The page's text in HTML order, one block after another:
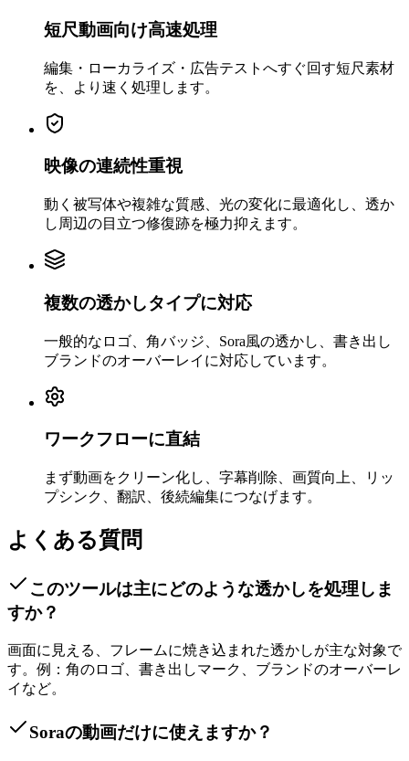
短尺動画向け高速処理
編集・ローカライズ・広告テストへすぐ回す短尺素材
を、より速く処理します。
映像の連続性重視
動く被写体や複雑な質感、光の変化に最適化し、透か
し周辺の目立つ修復跡を極力抑えます。
複数の透かしタイプに対応
一般的なロゴ、角バッジ、Sora風の透かし、書き出し
ブランドのオーバーレイに対応しています。
ワークフローに直結
まず動画をクリーン化し、字幕削除、画質向上、リッ
プシンク、翻訳、後続編集につなげます。
よくある質問
このツールは主にどのような透かしを処理しま
すか？
画面に見える、フレームに焼き込まれた透かしが主な対象で
す。例：角のロゴ、書き出しマーク、ブランドのオーバーレ
イなど。
Soraの動画だけに使えますか？